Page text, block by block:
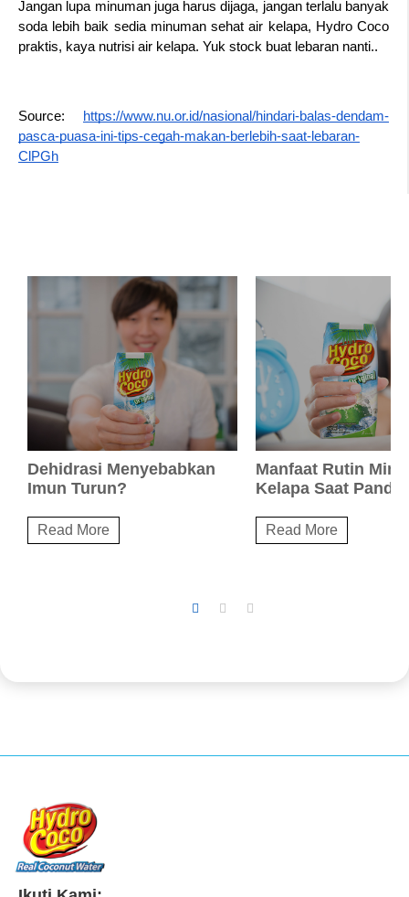
Jangan lupa minuman juga harus dijaga, jangan terlalu banyak
soda lebih baik sedia minuman sehat air kelapa, Hydro Coco
praktis, kaya nutrisi air kelapa. Yuk stock buat lebaran nanti..
Source:
https://www.nu.or.id/nasional/hindari-balas-dendam-
pasca-puasa-ini-tips-cegah-makan-berlebih-saat-lebaran-
ClPGh
Dehidrasi Menyebabkan
Imun Turun?
Read More
Manfaat Rutin
Kelapa Saat
Read More